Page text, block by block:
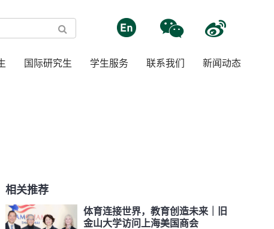
国际研究生 学生服务 联系我们 新闻动态
相关推荐
体育连接世界，教育创造未来｜旧
金山大学访问上海美国商会